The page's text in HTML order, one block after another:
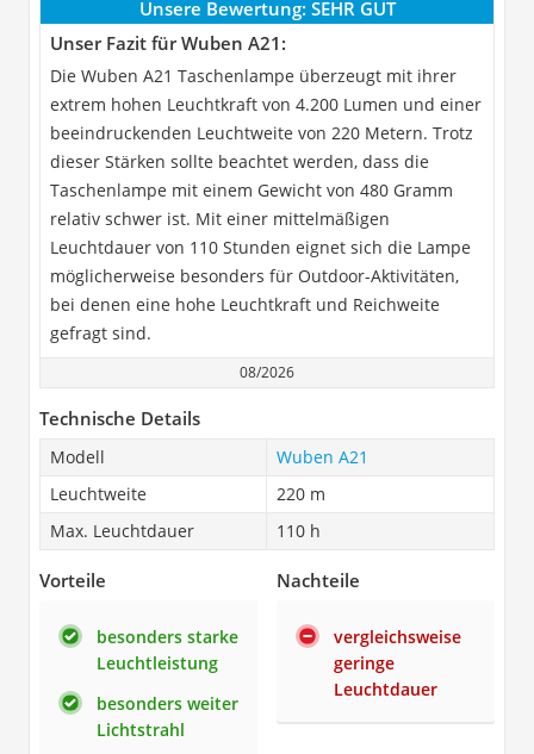
Unsere Bewertung: SEHR GUT
Unser Fazit für Wuben A21:
Die Wuben A21 Taschenlampe überzeugt mit ihrer
extrem hohen Leuchtkraft von 4.200 Lumen und einer
beeindruckenden Leuchtweite von 220 Metern. Trotz
dieser Stärken sollte beachtet werden, dass die
Taschenlampe mit einem Gewicht von 480 Gramm
relativ schwer ist. Mit einer mittelmäßigen
Leuchtdauer von 110 Stunden eignet sich die Lampe
möglicherweise besonders für Outdoor-Aktivitäten,
bei denen eine hohe Leuchtkraft und Reichweite
gefragt sind.
08/2026
Technische Details
Modell
Wuben A21
Leuchtweite
220 m
Max. Leuchtdauer
110 h
Vorteile
besonders starke
Leuchtleistung
besonders weiter
Lichtstrahl
Nachteile
vergleichsweise
geringe
Leuchtdauer